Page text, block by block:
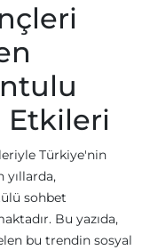
Etkileri
Türkiye'nin
sohbet
Bu yazıda,
bu trendin sosyal